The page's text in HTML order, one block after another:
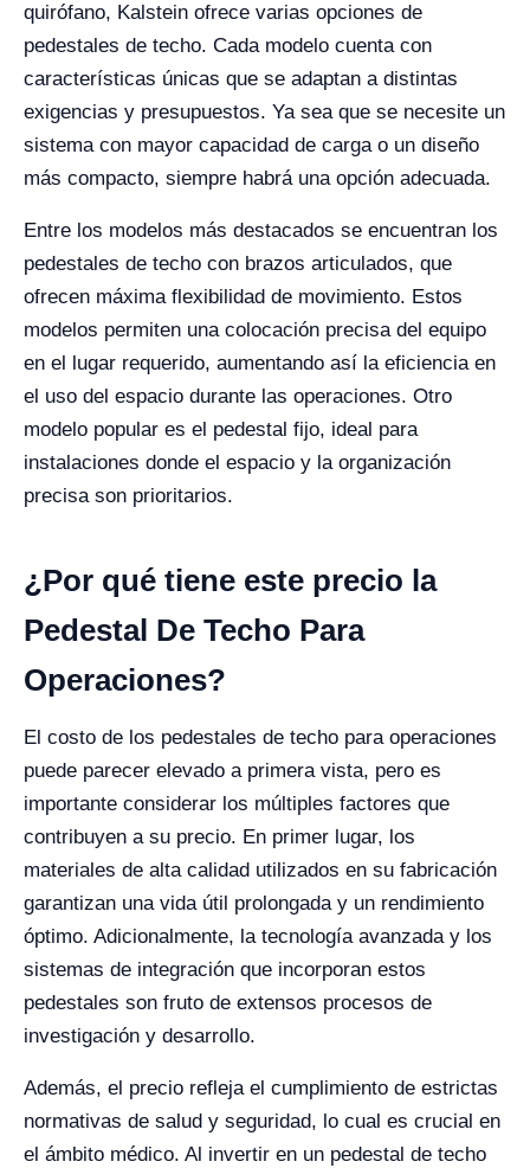
quirófano, Kalstein ofrece varias opciones de
pedestales de techo. Cada modelo cuenta con
características únicas que se adaptan a distintas
exigencias y presupuestos. Ya sea que se necesite un
sistema con mayor capacidad de carga o un diseño
más compacto, siempre habrá una opción adecuada.
Entre los modelos más destacados se encuentran los
pedestales de techo con brazos articulados, que
ofrecen máxima flexibilidad de movimiento. Estos
modelos permiten una colocación precisa del equipo
en el lugar requerido, aumentando así la eficiencia en
el uso del espacio durante las operaciones. Otro
modelo popular es el pedestal fijo, ideal para
instalaciones donde el espacio y la organización
precisa son prioritarios.
¿Por qué tiene este precio la
Pedestal De Techo Para
Operaciones?
El costo de los pedestales de techo para operaciones
puede parecer elevado a primera vista, pero es
importante considerar los múltiples factores que
contribuyen a su precio. En primer lugar, los
materiales de alta calidad utilizados en su fabricación
garantizan una vida útil prolongada y un rendimiento
óptimo. Adicionalmente, la tecnología avanzada y los
sistemas de integración que incorporan estos
pedestales son fruto de extensos procesos de
investigación y desarrollo.
Además, el precio refleja el cumplimiento de estrictas
normativas de salud y seguridad, lo cual es crucial en
el ámbito médico. Al invertir en un pedestal de techo